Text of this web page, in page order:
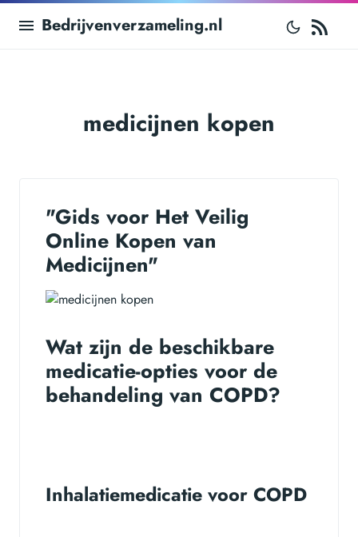
Bedrijvenverzameling.nl
medicijnen kopen
"Gids voor Het Veilig
Online Kopen van
Medicijnen"
Wat zijn de beschikbare
medicatie-opties voor de
behandeling van COPD?
Inhalatiemedicatie voor COPD